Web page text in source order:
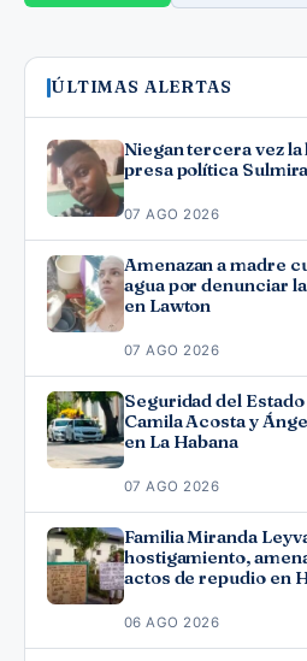
ÚLTIMAS ALERTAS
Niegan tercera vez
presa política
07 AGO 2026
Amenazan a madre
agua por denunciar
en Lawton
07 AGO 2026
Seguridad del
Camila Acosta y
en La Habana
07 AGO 2026
Familia Miranda
hostigamiento,
actos de repudio en
06 AGO 2026